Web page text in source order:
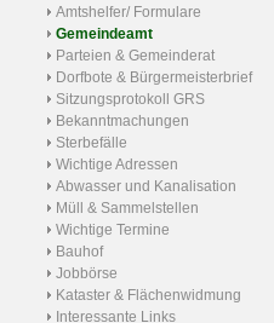
Amtshelfer/ Formulare
Gemeindeamt
Parteien & Gemeinderat
Dorfbote & Bürgermeisterbrief
Sitzungsprotokoll GRS
Bekanntmachungen
Sterbefälle
Wichtige Adressen
Abwasser und Kanalisation
Müll & Sammelstellen
Wichtige Termine
Bauhof
Jobbörse
Kataster & Flächenwidmung
Interessante Links